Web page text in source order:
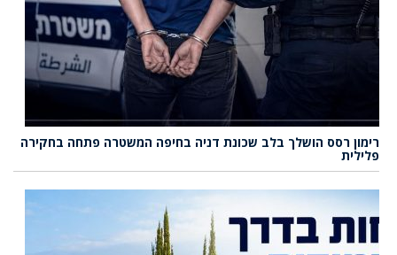
רימון רסס הושלך בלב שכונת דניה בחיפה המשטרה פתחה בחקירה
פלילית